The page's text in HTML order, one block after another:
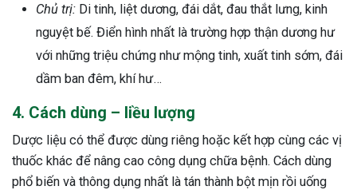
Chủ trị: Di tinh, liệt dương, đái dắt, đau thắt lưng, kinh
nguyệt bế. Điển hình nhất là trường hợp thận dương hư
với những triệu chứng như mộng tinh, xuất tinh sớm, đái
dầm ban đêm, khí hư…
4. Cách dùng – liều lượng
Dược liệu có thể được dùng riêng hoặc kết hợp cùng các vị
thuốc khác để nâng cao công dụng chữa bệnh. Cách dùng
phổ biến và thông dụng nhất là tán thành bột mịn rồi uống